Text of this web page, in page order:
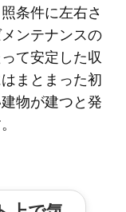
条件に左右さ
ンテナンスの
て安定した収
まとまった初
物が建つと発